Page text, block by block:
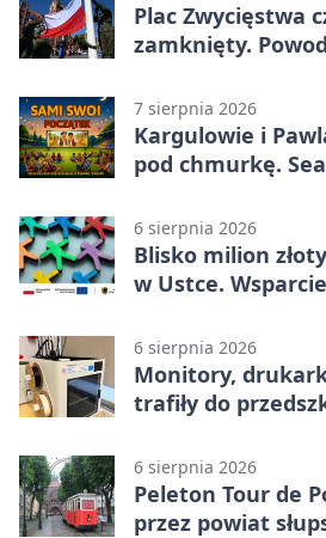
Plac Zwycięstwa
zamknięty.
7 sierpnia 2026
Kargulowie i
pod chmurkę.
6 sierpnia 2026
Blisko milion
w Ustce.
6 sierpnia 2026
Monitory,
trafiły do
6 sierpnia 2026
Peleton Tour de
przez powiat